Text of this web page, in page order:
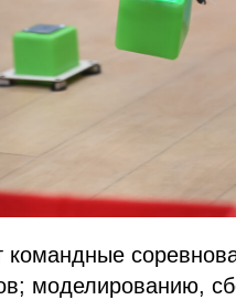
командные
моделированию,